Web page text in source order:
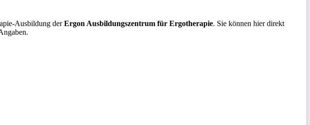
Ausbildung derErgon Ausbildungszentrum für Ergotherapie. Sie können hier direkt